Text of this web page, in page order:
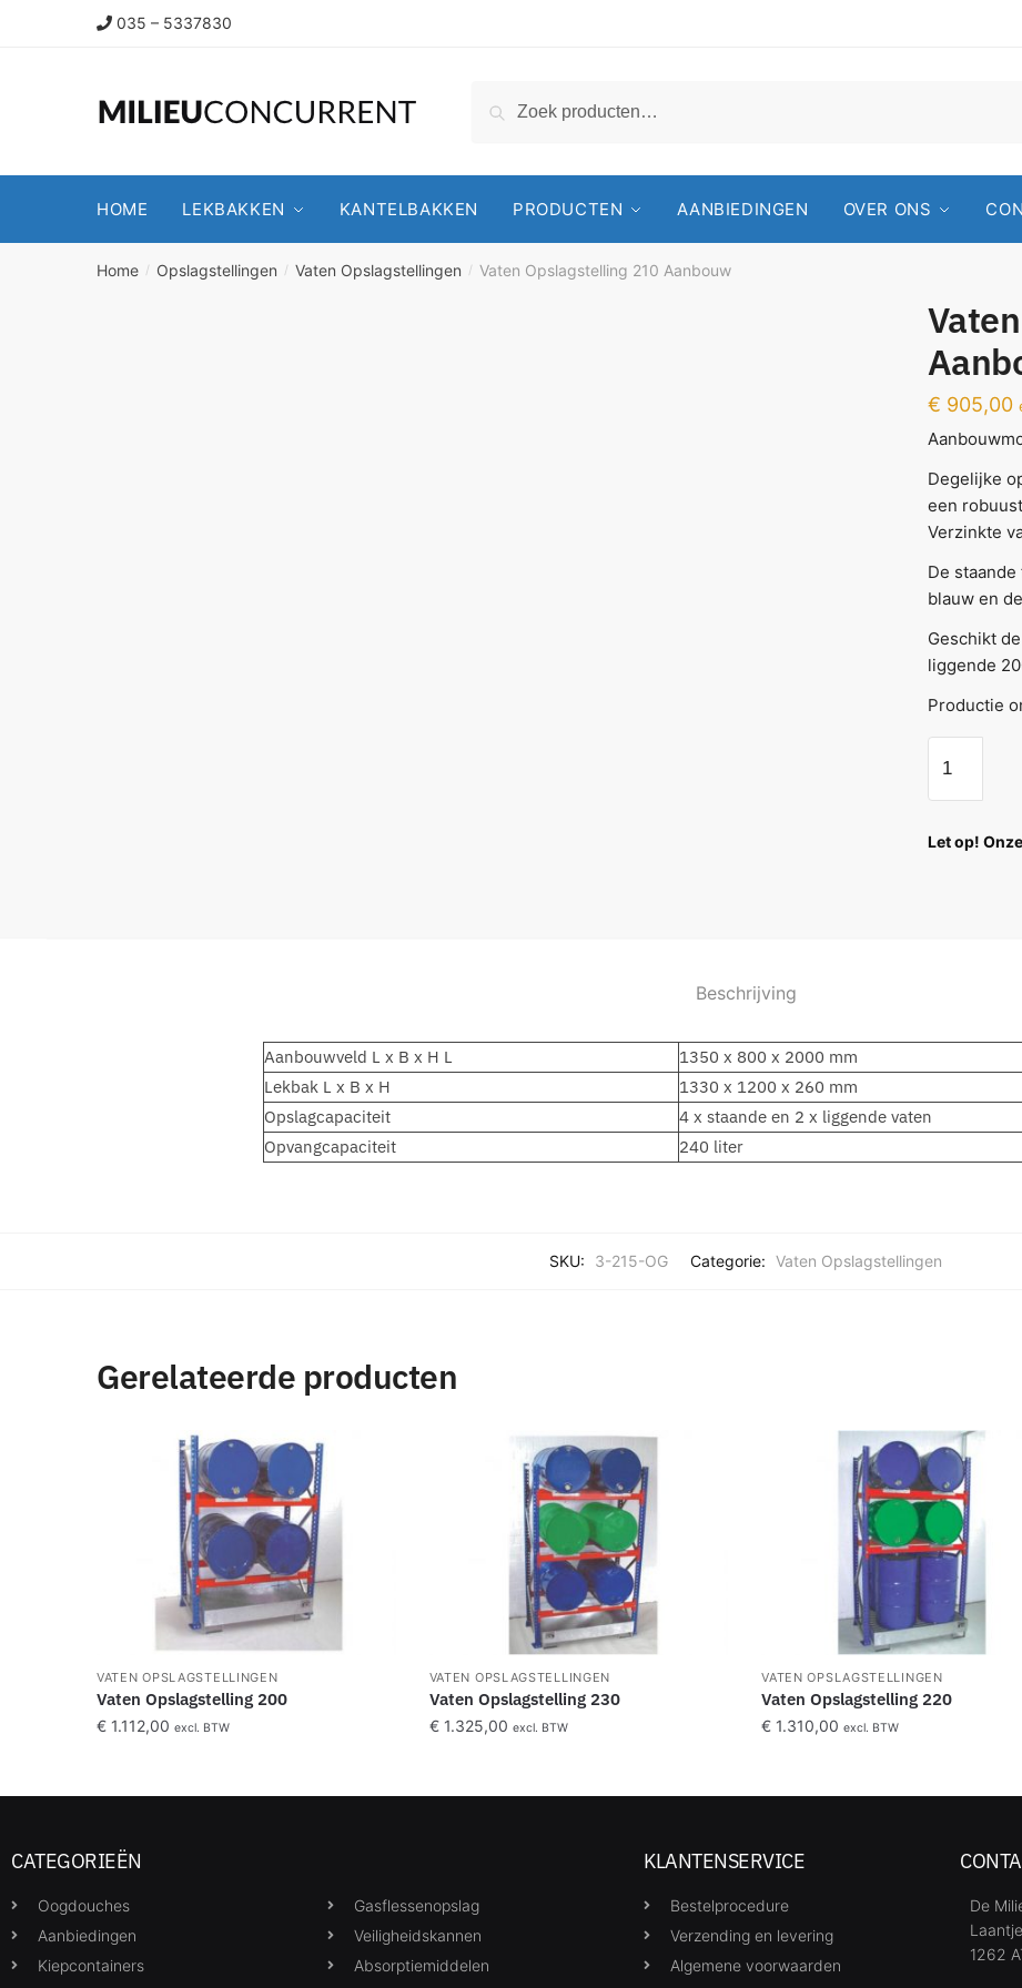
035 – 5337830
Zoeken
HOME LEKBAKKEN KANTELBAKKEN PRODUCTEN AANBIEDINGEN OVER ONS
Home / Opslagstellingen / Vaten Opslagstellingen / Vaten Opslagstelling 210 Aanbouw
€ 905,00
Degelijke
een
Verzinkte
De
blauw en
Geschikt
liggende
Productie
Let op!
Beschrijving
Aanbouwveld L x B x H L
1350 x 800 x 2000 mm
Lekbak L x B x H
1330 x 1200 x 260 mm
Opslagcapaciteit
4 x staande en 2 x liggende vaten
Opvangcapaciteit
240 liter
SKU: 3-215-OG Categorie: Vaten Opslagstellingen
Gerelateerde producten
VATEN OPSLAGSTELLINGEN
Vaten Opslagstelling 200
€ 1.112,00 excl. BTW
VATEN OPSLAGSTELLINGEN
Vaten Opslagstelling 230
€1.325,00 excl. BTW
VATEN OPSLAGSTELLINGEN
Vaten Opslagstelling 220
€ 1.310,00 excl. BTW
CATEGORIEËN
Oogdouches
Aanbiedingen
Kiepcontainers
Gasflessenopslag
Veiligheidskannen
Absorptiemiddelen
KLANTENSERVICE
Bestelprocedure
Verzending en levering
Algemene voorwaarden
De
1262